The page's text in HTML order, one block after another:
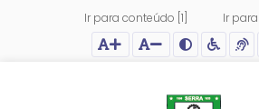
Ir para conteúdo [1] Ir
Ação para aumentar tamanho da fonte do site
Ação para diminuir tamanho da fonte
Ação para aplicar auto
Acessar página